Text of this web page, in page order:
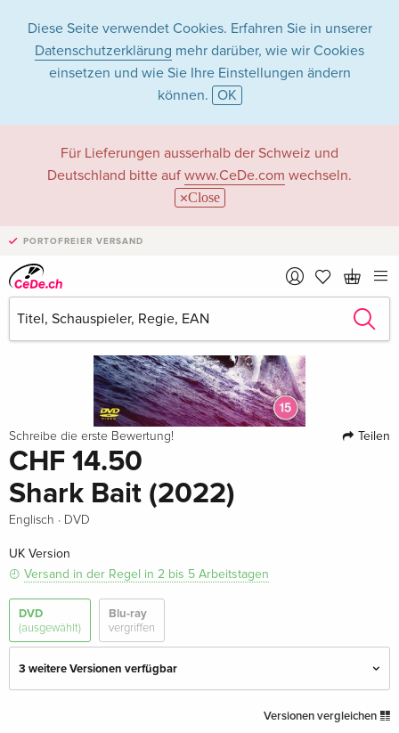
Diese Seite verwendet Cookies. Erfahren Sie in unserer
Datenschutzerklärung mehr darüber, wie wir Cookies
einsetzen und wie Sie Ihre Einstellungen ändern
können. OK
Für Lieferungen ausserhalb der Schweiz und
Deutschland bitte auf www.CeDe.com wechseln.
Close
PORTOFREIER VERSAND
Schreibe die erste Bewertung! Teilen
CHF 14.50
Shark Bait (2022)
Englisch · DVD
UK Version
Versand in der Regel in 2 bis 5 Arbeitstagen
DVD
(ausgewählt)
Blu-ray
vergriffen
3 weitere Versionen verfügbar
vergriffen
Versionen vergleichen